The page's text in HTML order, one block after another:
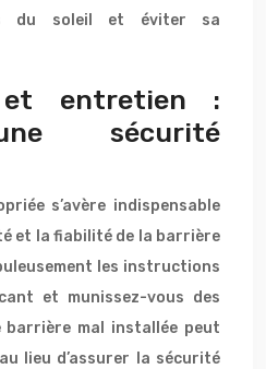
du soleil et éviter sa
et entretien :
sécurité
s’avère indispensable
et la fiabilité de la barrière
les instructions
et munissez-vous des
barrière mal installée peut
lieu d’assurer la sécurité